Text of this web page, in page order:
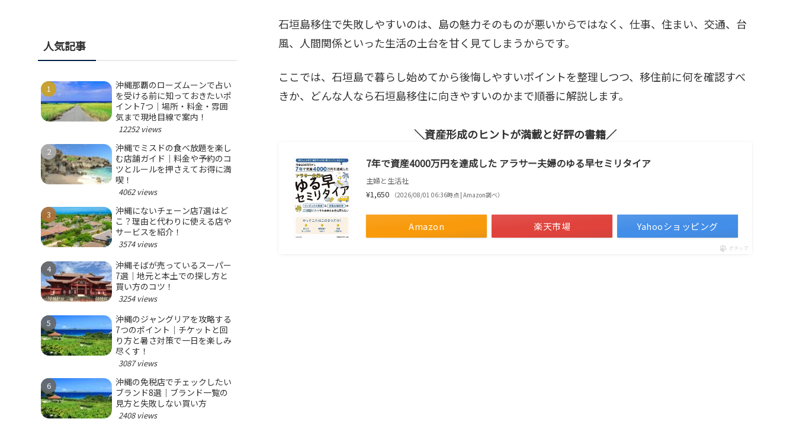
石垣島移住で失敗しやすいのは、島の魅力そのものが悪いからではなく、仕事、住まい、交通、台
風、人間関係といった生活の土台を甘く見てしまうからです。
ここでは、石垣島で暮らし始めてから後悔しやすいポイントを整理しつつ、移住前に何を確認すべ
きか、どんな人なら石垣島移住に向きやすいのかまで順番に解説します。
資産形成のヒントが満載と好評の書籍
7年で資産4000万円を達成した アラサー夫婦のゆる早セミリタイア
主婦と生活社
¥1,650 （2026/08/01 06:36時点 | Amazon調べ）
Amazon 楽天市場 Yahooショッピング
ポチップ
人気記事
沖縄那覇のローズムーンで占い
を受ける前に知っておきたいポ
イント7つ｜場所・料金・雰囲
気まで現地目線で案内！
12252 views
沖縄でミスドの食べ放題を楽し
む店舗ガイド｜料金や予約のコ
ツとルールを押さえてお得に満
喫！
4062 views
沖縄にないチェーン店7選はど
こ？理由と代わりに使える店や
サービスを紹介！
3574 views
沖縄そばが売っているスーパー
7選｜地元と本土での探し方と
買い方のコツ！
3254 views
沖縄のジャングリアを攻略する
7つのポイント｜チケットと回
り方と暑さ対策で一日を楽しみ
尽くす！
3087 views
沖縄の免税店でチェックしたい
ブランド8選｜ブランド一覧の
見方と失敗しない買い方
2408 views